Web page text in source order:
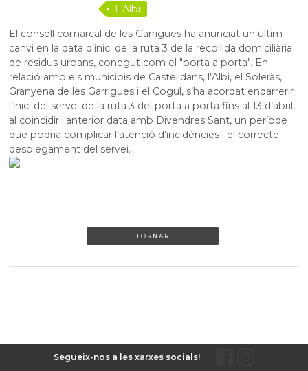
L'Albi
El consell comarcal de les Garrigues ha anunciat un últim
canvi en la data d’inici de la ruta 3 de la recollida domiciliària
de residus urbans, conegut com el "porta a porta". En
relació amb els municipis de Castelldans, l’Albi, el Soleràs,
Granyena de les Garrigues i el Cogul, s’ha acordat endarrerir
l’inici del servei de la ruta 3 del porta a porta fins al 13 d’abril,
al coincidir l'anterior data amb Divendres Sant, un període
que podria complicar l’atenció d’incidències i el correcte
desplegament del servei.
TORNAR
Segueix-nos a les xarxes socials!